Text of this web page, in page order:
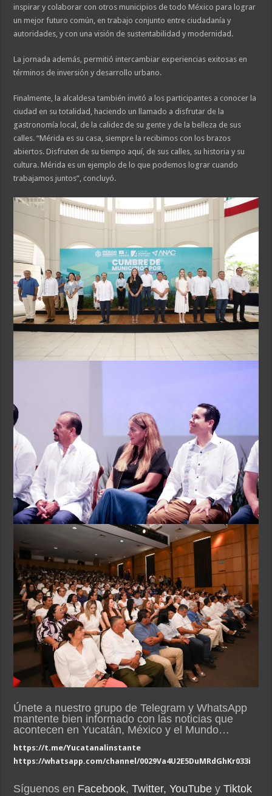
inspirar y colaborar con otros municipios de todo México para lograr
un mejor futuro común, en trabajo conjunto entre ciudadanía y
autoridades, y con una visión de sustentabilidad y modernidad.
La jornada además, permitió intercambiar experiencias exitosas en
términos de inversión y desarrollo urbano.
Finalmente, la alcaldesa también invitó a los participantes a conocer la
ciudad en su totalidad, haciendo un llamado a disfrutar de la
gastronomía local, de la calidez de su gente y de la belleza de sus
calles. “Mérida es su casa, siempre la recibimos con los brazos
abiertos. Disfruten de su tiempo aquí, de sus calles, su historia y su
cultura. Mérida es un ejemplo de lo que podemos lograr cuando
trabajamos juntos”, concluyó.
Únete a nuestro grupo de Telegram y WhatsApp
mantente bien informado con las noticias que
acontecen en Yucatán, México y el Mundo…
https://t.me/Yucatanalinstante
https://whatsapp.com/channel/0029Va4U2E5DuMRdGhKr033i
Síguenos en Facebook,Twitter, YouTube yTiktok